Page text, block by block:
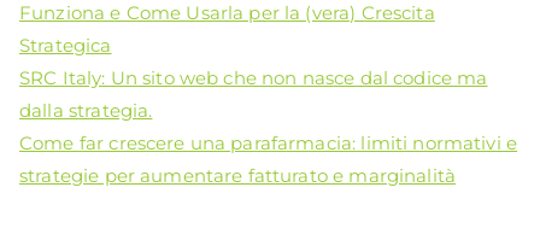
Funziona e Come Usarla per la (vera) Crescita
Strategica
SRC Italy: Un sito web che non nasce dal codice ma
dalla strategia.
Come far crescere una parafarmacia: limiti normativi e
strategie per aumentare fatturato e marginalità